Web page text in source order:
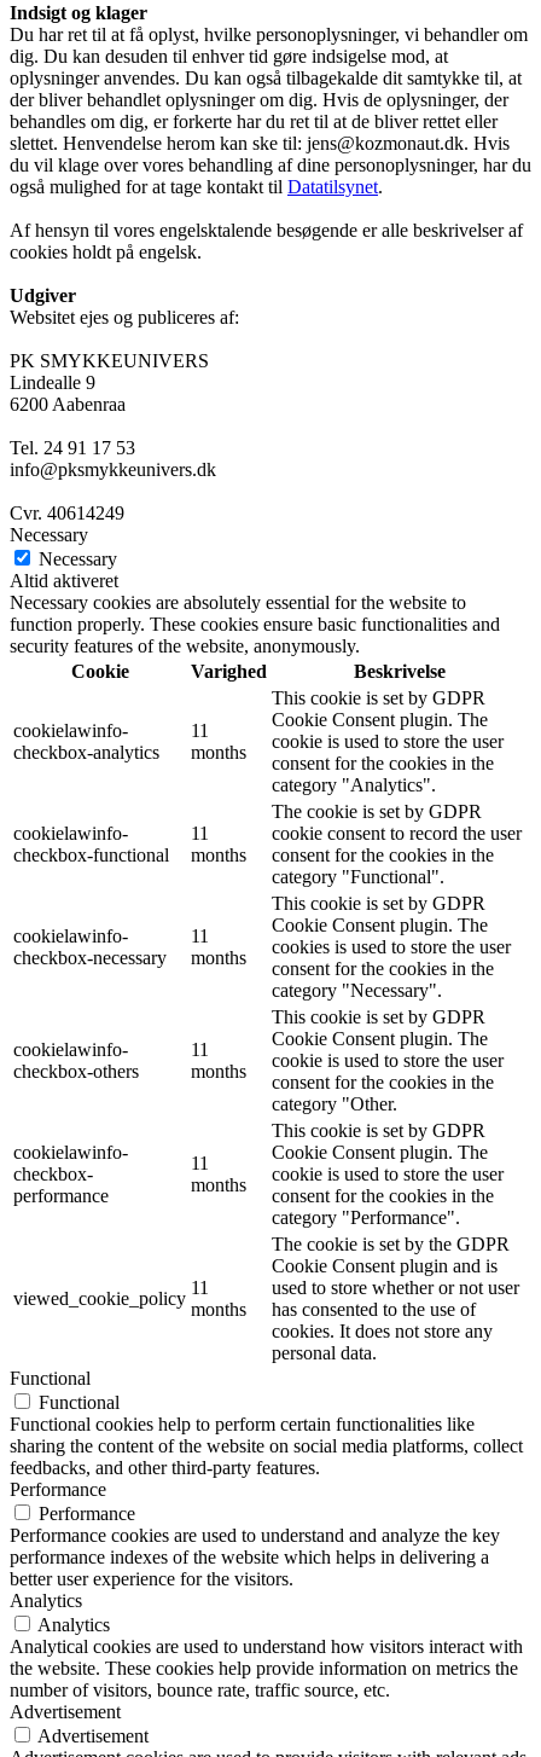
Indsigt og klager
Du har ret til at få oplyst, hvilke personoplysninger, vi behandler om
dig. Du kan desuden til enhver tid gøre indsigelse mod, at
oplysninger anvendes. Du kan også tilbagekalde dit samtykke til, at
der bliver behandlet oplysninger om dig. Hvis de oplysninger, der
behandles om dig, er forkerte har du ret til at de bliver rettet eller
slettet. Henvendelse herom kan ske til: jens@kozmonaut.dk. Hvis
du vil klage over vores behandling af dine personoplysninger, har du
også mulighed for at tage kontakt til Datatilsynet.
Af hensyn til vores engelsktalende besøgende er alle beskrivelser af
cookies holdt på engelsk.
Udgiver
Websitet ejes og publiceres af:
PK SMYKKEUNIVERS
Lindealle 9
6200 Aabenraa
Tel. 24 91 17 53
info@pksmykkeunivers.dk
Cvr. 40614249
Necessary
Necessary
Altid aktiveret
Necessary cookies are absolutely essential for the website to
function properly. These cookies ensure basic functionalities and
security features of the website, anonymously.
Cookie
Varighed Beskrivelse
cookielawinfo-
checkbox-analytics
11
months
This cookie is set by GDPR
Cookie Consent plugin. The
cookie is used to store the user
consent for the cookies in the
category "Analytics".
cookielawinfo-
checkbox-functional
11
months
The cookie is set by GDPR
cookie consent to record the user
consent for the cookies in the
category "Functional".
cookielawinfo-
checkbox-necessary
11
months
This cookie is set by GDPR
Cookie Consent plugin. The
cookies is used to store the user
consent for the cookies in the
category "Necessary".
cookielawinfo-
checkbox-others
11
months
This cookie is set by GDPR
Cookie Consent plugin. The
cookie is used to store the user
consent for the cookies in the
category "Other.
cookielawinfo-
checkbox-
performance
11
months
This cookie is set by GDPR
Cookie Consent plugin. The
cookie is used to store the user
consent for the cookies in the
category "Performance".
viewed_cookie_policy
11
months
The cookie is set by the GDPR
Cookie Consent plugin and is
used to store whether or not user
has consented to the use of
cookies. It does not store any
personal data.
Functional
Functional
Functional cookies help to perform certain functionalities like
sharing the content of the website on social media platforms, collect
feedbacks, and other third-party features.
Performance
Performance
Performance cookies are used to understand and analyze the key
performance indexes of the website which helps in delivering a
better user experience for the visitors.
Analytics
Analytics
Analytical cookies are used to understand how visitors interact with
the website. These cookies help provide information on metrics the
number of visitors, bounce rate, traffic source, etc.
Advertisement
Advertisement